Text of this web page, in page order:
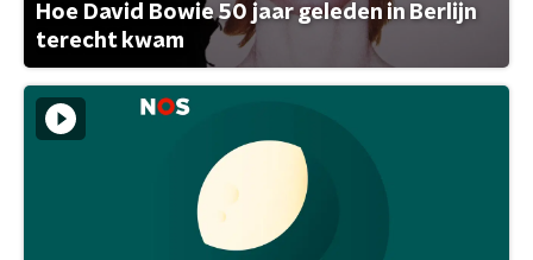
Hoe David Bowie 50 jaar geleden in Berlijn
terecht kwam